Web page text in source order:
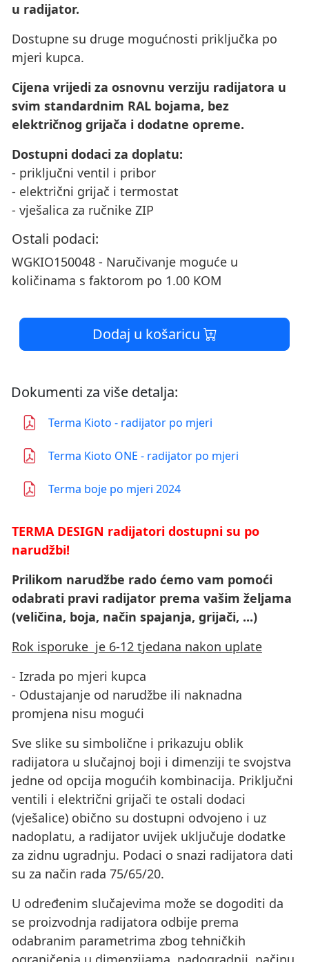
u radijator.
Dostupne su druge mogućnosti priključka po
mjeri kupca.
Cijena vrijedi za osnovnu verziju radijatora u
svim standardnim RAL bojama, bez
električnog grijača i dodatne opreme.
Dostupni dodaci za doplatu:
- priključni ventil i pribor
- električni grijač i termostat
- vješalica za ručnike ZIP
Ostali podaci:
WGKIO150048 - Naručivanje moguće u
količinama s faktorom po 1.00 KOM
Dodaj u košaricu
Dokumenti za više detalja:
Terma Kioto - radijator po mjeri
Terma Kioto ONE - radijator po mjeri
Terma boje po mjeri 2024
TERMA DESIGN radijatori dostupni su po
narudžbi!
Prilikom narudžbe rado ćemo vam pomoći
odabrati pravi radijator prema vašim željama
(veličina, boja, način spajanja, grijači, ...)
Rok isporuke je 6-12 tjedana nakon uplate
- Izrada po mjeri kupca
- Odustajanje od narudžbe ili naknadna
promjena nisu mogući
Sve slike su simbolične i prikazuju oblik
radijatora u slučajnoj boji i dimenziji te svojstva
jedne od opcija mogućih kombinacija. Priključni
ventili i električni grijači te ostali dodaci
(vješalice) obično su dostupni odvojeno i uz
nadoplatu, a radijator uvijek uključuje dodatke
za zidnu ugradnju. Podaci o snazi ​​radijatora dati
su za način rada 75/65/20.
U određenim slučajevima može se dogoditi da
se proizvodnja radijatora odbije prema
odabranim parametrima zbog tehničkih